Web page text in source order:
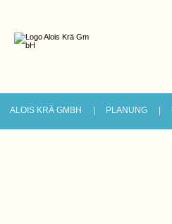
ALOIS KRÄ GMBH PLANUNG